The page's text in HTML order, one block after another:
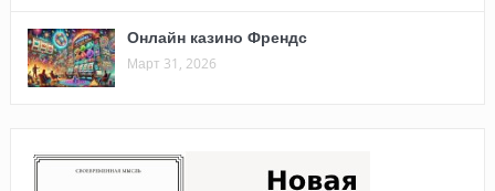
Онлайн казино Френдс
Март 31, 2026